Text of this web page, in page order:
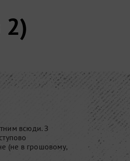
2)
всюди. З
(не в грошовому,